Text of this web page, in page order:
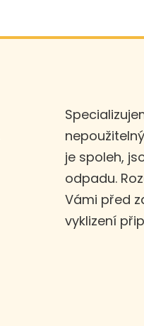
je spoleh,
odpadu.
Vámi před
vyklizení